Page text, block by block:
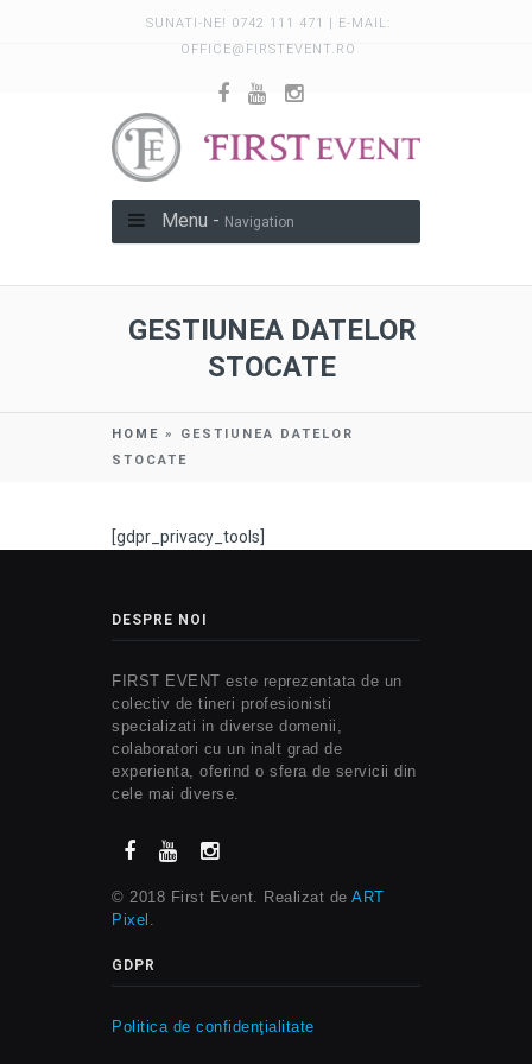
SUNATI-NE! 0742 111 471 | E-MAIL:
OFFICE@FIRSTEVENT.RO
Menu - Navigation
GESTIUNEA DATELOR
STOCATE
HOME » GESTIUNEA DATELOR
STOCATE
[gdpr_privacy_tools]
DESPRE NOI
FIRST EVENT este reprezentata de un
colectiv de tineri profesionisti
specializati in diverse domenii,
colaboratori cu un inalt grad de
experienta, oferind o sfera de servicii din
cele mai diverse.
© 2018 First Event. Realizat de ART
Pixel .
GDPR
Politica de confidenţialitate